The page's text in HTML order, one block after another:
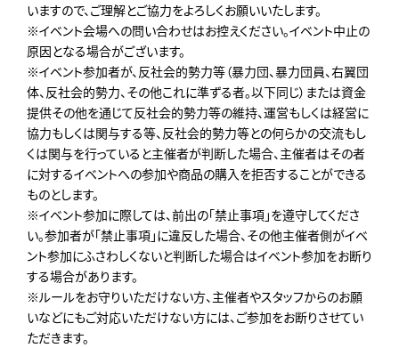
いますので、ご理解とご協力をよろしくお願いいたします。
※イベント会場への問い合わせはお控えください。イベント中止の
原因となる場合がございます。
※イベント参加者が、反社会的勢力等（暴力団、暴力団員、右翼団
体、反社会的勢力、その他これに準ずる者。以下同じ）または資金
提供その他を通じて反社会的勢力等の維持、運営もしくは経営に
協力もしくは関与する等、反社会的勢力等との何らかの交流もし
くは関与を行っていると主催者が判断した場合、主催者はその者
に対するイベントへの参加や商品の購入を拒否することができる
ものとします。
※イベント参加に際しては、前出の「禁止事項」を遵守してくださ
い。参加者が「禁止事項」に違反した場合、その他主催者側がイベ
ント参加にふさわしくないと判断した場合はイベント参加をお断り
する場合があります。
※ルールをお守りいただけない方、主催者やスタッフからのお願
いなどにもご対応いただけない方には、ご参加をお断りさせてい
ただきます。